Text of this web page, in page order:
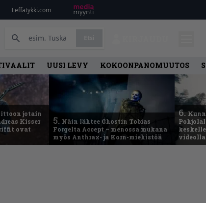
Leffatykki.com
UUSI LEVY KOKOONPANOMUUTOS
jotain
Kisser
riffit ovat
5. Näin lähtee Ghostin Tobias
Forgelta Accept – menossa mukana
myös Anthrax- ja Korn-miehistöä
6.